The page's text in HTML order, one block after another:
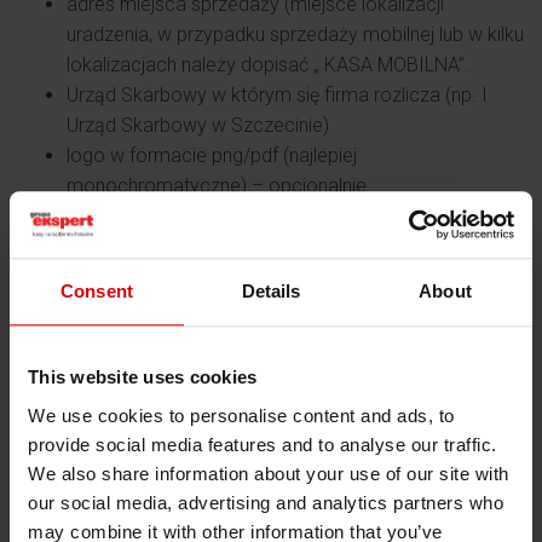
Consent Details About
This website uses cookies
We use cookies to personalise content and ads, to
provide social media features and to analyse our traffic.
We also share information about your use of our site with
our social media, advertising and analytics partners who
may combine it with other information that you’ve
uradzenia, w przypadku sprzedaży mobilnej lub w kilku
lokalizacjach należy dopisać „ KASA MOBILNA”.
Urząd Skarbowy w którym się firma rozlicza (np. I
Urząd Skarbowy w Szczecinie)
logo w formacie png/pdf (najlepiej
monochromatyczne) – opcjonalnie
tekst nagłówka – wg. przepisów musi on być zgodny
z nazwą firmy zarejestrowanych w CEiDG/KRS.
opcjonalnie
wraz ze stawką vat lub „ z/w” (np. Szafa [23%],
Truskawki [5%], Usługa montażu [8%], Konsultacja
medyczna [z/w] – nie dotyczy drukarek fiskalnych.